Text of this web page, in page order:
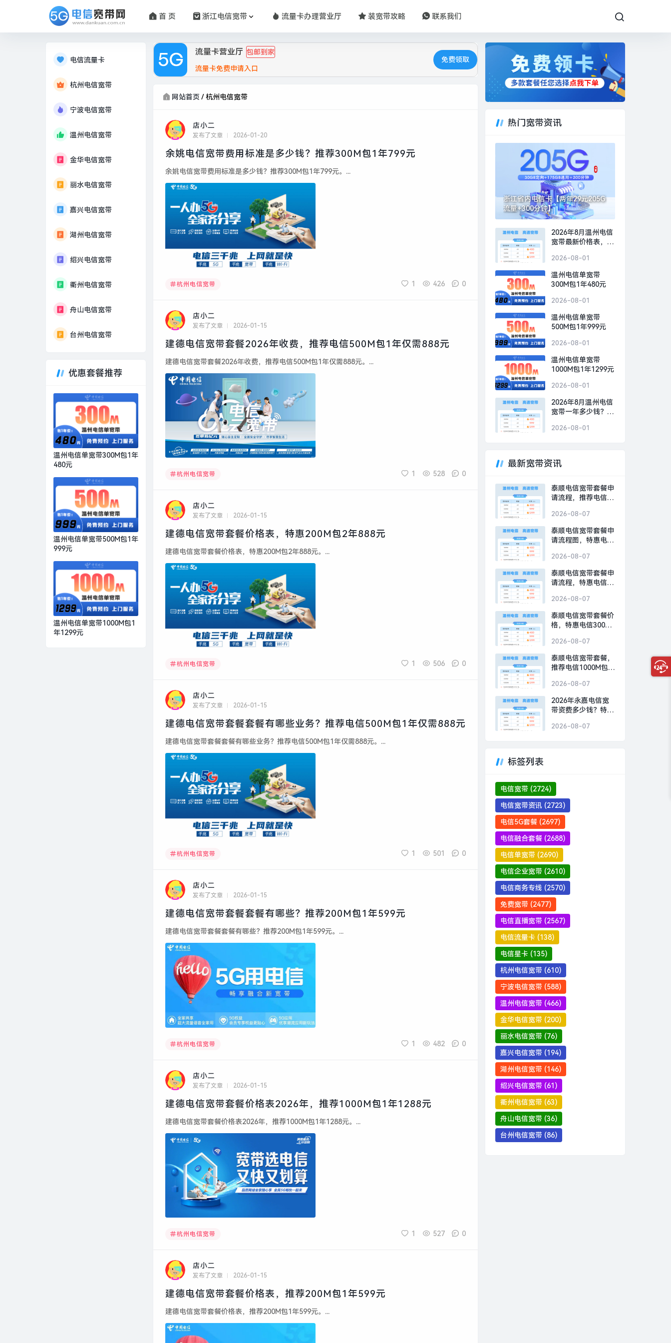
首 页 浙江电信宽带 流量卡办理营业厅 装宽带攻略 联系我们
流量卡营业厅 包邮到家
流量卡免费申请入口
免费领取
网站首页 /杭州电信宽带
店小二
发布了文章 2026-01-20
余姚电信宽带费用标准是多少钱？推荐300M包1年799元
余姚电信宽带费用标准是多少钱？推荐300M包1年799元。...
杭州电信宽带 1 426 0
店小二
发布了文章 2026-01-15
建德电信宽带套餐2026年收费，推荐电信500M包1年仅需888元
建德电信宽带套餐2026年收费，推荐电信500M包1年仅需888元。...
杭州电信宽带 1 528 0
店小二
发布了文章 2026-01-15
建德电信宽带套餐价格表，特惠200M包2年888元
建德电信宽带套餐价格表，特惠200M包2年888元。...
杭州电信宽带 1 506 0
店小二
发布了文章 2026-01-15
建德电信宽带套餐套餐有哪些业务？推荐电信500M包1年仅需888元
建德电信宽带套餐套餐有哪些业务？推荐电信500M包1年仅需888元。...
杭州电信宽带 1 501 0
店小二
发布了文章 2026-01-15
建德电信宽带套餐套餐有哪些？推荐200M包1年599元
建德电信宽带套餐套餐有哪些？推荐200M包1年599元。...
杭州电信宽带 1 482 0
店小二
发布了文章 2026-01-15
建德电信宽带套餐价格表2026年，推荐1000M包1年1288元
建德电信宽带套餐价格表2026年，推荐1000M包1年1288元。...
杭州电信宽带 1 527 0
店小二
发布了文章 2026-01-15
建德电信宽带套餐价格表，推荐200M包1年599元
建德电信宽带套餐价格表，推荐200M包1年599元。...
电信流量卡
杭州电信宽带
宁波电信宽带
温州电信宽带
金华电信宽带
丽水电信宽带
嘉兴电信宽带
湖州电信宽带
绍兴电信宽带
衢州电信宽带
舟山电信宽带
台州电信宽带
优惠套餐推荐
温州电信单宽带300M包1年
480元
温州电信单宽带500M包1年
999元
温州电信单宽带1000M包1
年1299元
热门宽带资讯
浙江省内电信卡【两年29元205G
流量+300分钟】
2026年8月温州电信
宽带最新价格表，温
年仅需480元
2026-08-01
温州电信单宽带
300M包1年480元
2026-08-01
温州电信单宽带
500M包1年999元
2026-08-01
温州电信单宽带
1000M包1年1299元
2026-08-01
2026年8月温州电信
宽带一年多少钱？温
年仅需480元
2026-08-01
最新宽带资讯
泰顺电信宽带套餐申
请流程，推荐电信
元
2026-08-07
泰顺电信宽带套餐申
请流程图，特惠电信
元
2026-08-07
泰顺电信宽带套餐申
请流程，特惠电信
元
2026-08-07
泰顺电信宽带套餐价
格，特惠电信300M
2026-08-07
泰顺电信宽带套餐，
推荐电信1000M包1
2026-08-07
2026年永嘉电信宽
带资费多少钱？特惠
480元
2026-08-07
标签列表
电信宽带 (2724)
电信宽带资讯 (2723)
电信5G套餐 (2697)
电信融合套餐 (2688)
电信单宽带 (2690)
电信企业宽带 (2610)
电信商务专线 (2570)
免费宽带 (2477)
电信直播宽带 (2567)
电信流量卡 (138)
电信星卡 (135)
杭州电信宽带 (610)
宁波电信宽带 (588)
温州电信宽带 (466)
金华电信宽带 (200)
丽水电信宽带 (76)
嘉兴电信宽带 (194)
湖州电信宽带 (146)
绍兴电信宽带 (61)
衢州电信宽带 (63)
舟山电信宽带 (36)
台州电信宽带 (86)